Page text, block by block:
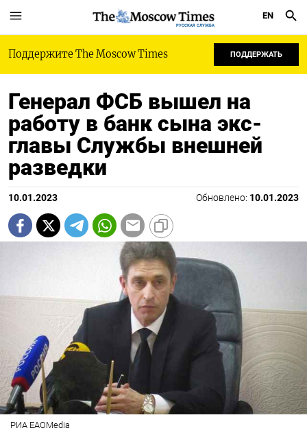
РУССКАЯ СЛУЖБА
EN
Поддержите The Moscow Times ПОДДЕРЖАТЬ
Генерал ФСБ вышел на
работу в банк сына экс-
главы Службы внешней
разведки
10.01.2023 Обновлено: 10.01.2023
РИА EAOMedia